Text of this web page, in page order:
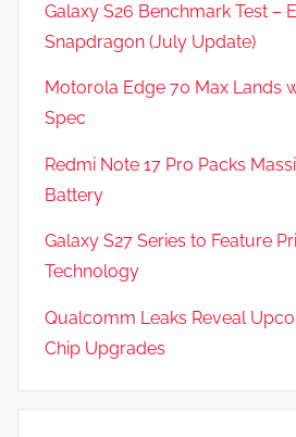
Galaxy S26 Benchmark Test –
Snapdragon (July Update)
Motorola Edge 70 Max Lands
Spec
Redmi Note 17 Pro Packs
Battery
Galaxy S27 Series to Feature
Technology
Qualcomm Leaks Reveal
Chip Upgrades